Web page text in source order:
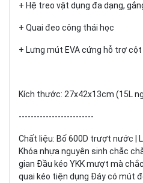
+ Hệ treo vật dụng đa dạng,
+ Quai đeo công thái học
+ Lưng mút EVA cứng hỗ trợ
Kích thước: 27x42x13cm (15L
-------------------------
Chất liệu: Bố 600D trượt nước |
Khóa nhựa nguyên sinh chắc
gian Đầu kéo YKK mượt mà
quai kéo tiện dụng Đáy có mút